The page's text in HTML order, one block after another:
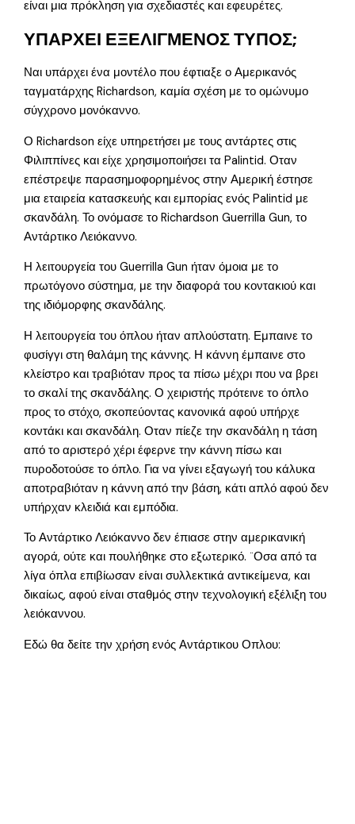
είναι μια πρόκληση για σχεδιαστές και εφευρέτες.
ΥΠΑΡΧΕΙ ΕΞΕΛΙΓΜΕΝΟΣ ΤΥΠΟΣ;
Ναι υπάρχει ένα μοντέλο που έφτιαξε ο Αμερικανός
ταγματάρχης Richardson, καμία σχέση με το ομώνυμο
σύγχρονο μονόκαννο.
Ο Richardson είχε υπηρετήσει με τους αντάρτες στις
Φιλιππίνες και είχε χρησιμοποιήσει τα Palintid. Οταν
επέστρεψε παρασημοφορημένος στην Αμερική έστησε
μια εταιρεία κατασκευής και εμπορίας ενός Palintid με
σκανδάλη. Το ονόμασε το Richardson Guerrilla Gun, το
Αντάρτικο Λειόκαννο.
Η λειτουργεία του Guerrilla Gun ήταν όμοια με το
πρωτόγονο σύστημα, με την διαφορά του κοντακιού και
της ιδιόμορφης σκανδάλης.
Η λειτουργεία του όπλου ήταν απλούστατη. Εμπαινε το
φυσίγγι στη θαλάμη της κάννης. Η κάννη έμπαινε στο
κλείστρο και τραβιόταν προς τα πίσω μέχρι που να βρει
το σκαλί της σκανδάλης. Ο χειριστής πρότεινε το όπλο
προς το στόχο, σκοπεύοντας κανονικά αφού υπήρχε
κοντάκι και σκανδάλη. Οταν πίεζε την σκανδάλη η τάση
από το αριστερό χέρι έφερνε την κάννη πίσω και
πυροδοτούσε το όπλο. Για να γίνει εξαγωγή του κάλυκα
αποτραβιόταν η κάννη από την βάση, κάτι απλό αφού δεν
υπήρχαν κλειδιά και εμπόδια.
Το Αντάρτικο Λειόκαννο δεν έπιασε στην αμερικανική
αγορά, ούτε και πουλήθηκε στο εξωτερικό. ¨Οσα από τα
λίγα όπλα επιβίωσαν είναι συλλεκτικά αντικείμενα, και
δικαίως, αφού είναι σταθμός στην τεχνολογική εξέλιξη του
λειόκαννου.
Εδώ θα δείτε την χρήση ενός Αντάρτικου Οπλου: